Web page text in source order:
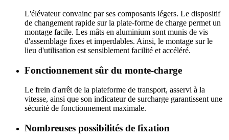
L'élévateur convainc par ses composants légers. Le dispositif
de changement rapide sur la plate-forme de charge permet un
montage facile. Les mâts en aluminium sont munis de vis
d'assemblage fixes et imperdables. Ainsi, le montage sur le
lieu d'utilisation est sensiblement facilité et accéléré.
Fonctionnement sûr du monte-charge
Le frein d'arrêt de la plateforme de transport, asservi à la
vitesse, ainsi que son indicateur de surcharge garantissent une
sécurité de fonctionnement maximale.
Nombreuses possibilités de fixation